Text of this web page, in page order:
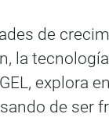
de
la
explora
de